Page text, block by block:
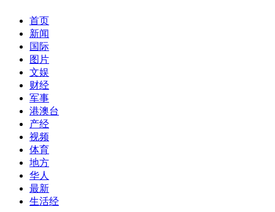
首页
新闻
国际
图片
文娱
财经
军事
港澳台
产经
视频
体育
地方
华人
最新
生活经